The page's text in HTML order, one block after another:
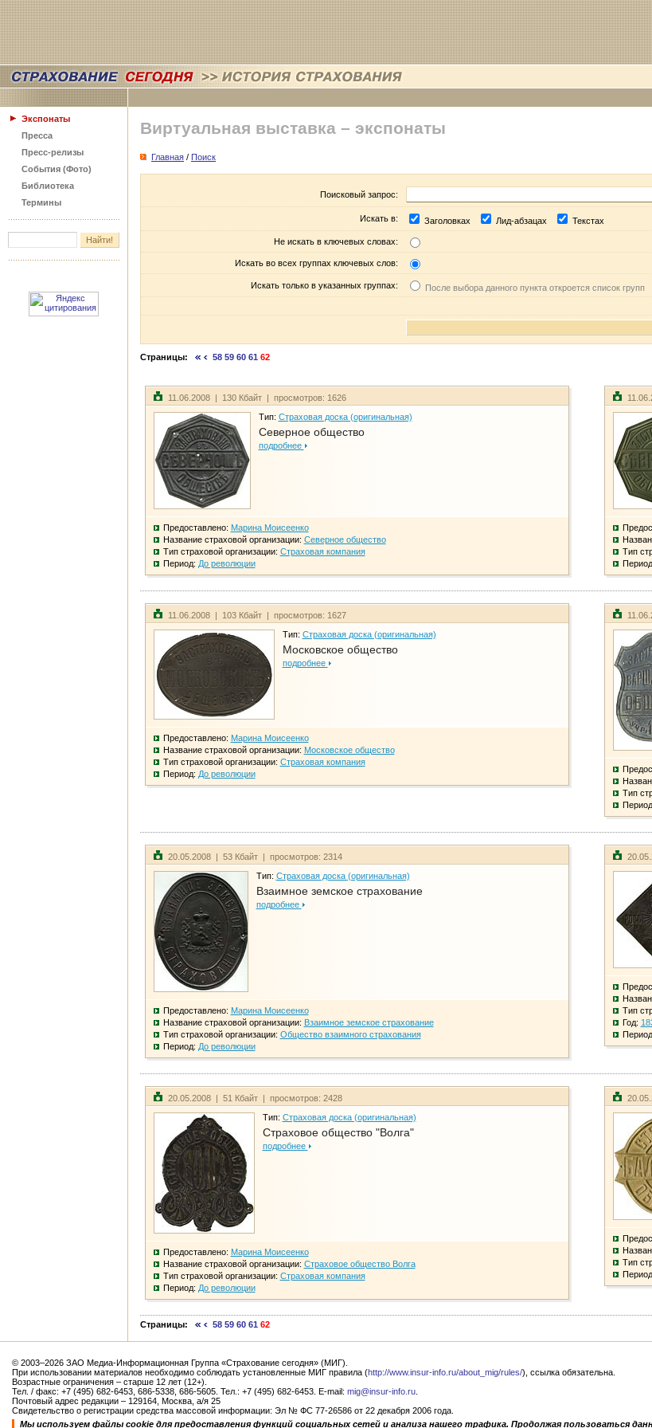
Экспонаты
Пресса
Пресс-релизы
События (Фото)
Библиотека
Термины
Виртуальная выставка – экспонаты
Главная / Поиск
Поисковый запрос:
Искать в: Заголовках Лид-абзацах Текстах
Не искать в ключевых словах:
Искать во всех группах ключевых слов:
Искать только в указанных группах: После выбора данного пункта откроется список групп
Страницы: 58 59 60 61 62
11.06.2008 | 130 Кбайт | просмотров: 1626
Тип: Страховая доска (оригинальная)
Северное общество
подробнее
Предоставлено: Марина Моисеенко
Название страховой организации: Северное общество
Тип страховой организации: Страховая компания
Период: До революции
Тип
11.06.2008 | 103 Кбайт | просмотров: 1627
Тип: Страховая доска (оригинальная)
Московское общество
подробнее
Предоставлено: Марина Моисеенко
Название страховой организации: Московское общество
Тип страховой организации: Страховая компания
Период: До революции
Тип
20.05.2008 | 53 Кбайт | просмотров: 2314
Тип: Страховая доска (оригинальная)
Взаимное земское страхование
подробнее
Предоставлено: Марина Моисеенко
Название страховой организации: Взаимное земское страхование
Тип страховой организации: Общество взаимного страхования
Период: До революции
Тип
Год:
20.05.2008 | 51 Кбайт | просмотров: 2428
Тип: Страховая доска (оригинальная)
Страховое общество "Волга"
подробнее
Предоставлено: Марина Моисеенко
Название страховой организации: Страховое общество Волга
Тип страховой организации: Страховая компания
Период: До революции
Тип
Страницы: 58 59 60 61 62
© 2003–2026 ЗАО Медиа-Информационная Группа «Страхование сегодня» (МИГ).
При использовании материалов необходимо соблюдать установленные МИГ правила (http://www.insur-info.ru/about_mig/rules/), ссылка обязательна.
Возрастные ограничения – старше 12 лет (12+).
Тел. / факс: +7 (495) 682-6453, 686-5338, 686-5605. Тел.: +7 (495) 682-6453. E-mail: mig@insur-info.ru
Почтовый адрес редакции – 129164, Москва, а/я 25
Свидетельство о регистрации средства массовой информации: Эл № ФС 77-26586 от 22 декабря 2006 года.
Мы используем файлы cookie для предоставления функций социальных сетей и анализа нашего трафика. Продолжая пользоваться